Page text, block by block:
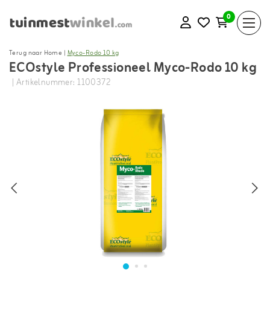
0
Terug naar Home |Myco-Rodo 10 kg
ECOstyle Professioneel Myco-Rodo 10 kg
| Artikelnummer: 1100372